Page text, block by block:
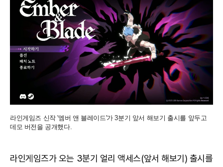
라인게임즈 신작 '엠버 앤 블레이드'가 3분기 앞서 해보기 출시를 앞두고
데모 버전을 공개했다.
라인게임즈가 오는 3분기 얼리 액세스(앞서 해보기) 출시를